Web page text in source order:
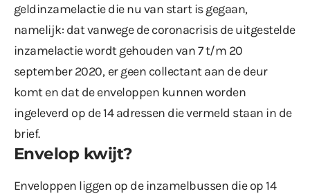
geldinzamelactie die nu van start is gegaan,
namelijk: dat vanwege de coronacrisis de uitgestelde
inzamelactie wordt gehouden van 7 t/m 20
september 2020, er geen collectant aan de deur
komt en dat de enveloppen kunnen worden
ingeleverd op de 14 adressen die vermeld staan in de
brief.
Envelop kwijt?
Enveloppen liggen op de inzamelbussen die op 14